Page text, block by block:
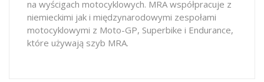
na wyścigach motocyklowych. MRA współpracuje z
niemieckimi jak i międzynarodowymi zespołami
motocyklowymi z Moto-GP, Superbike i Endurance,
które używają szyb MRA.